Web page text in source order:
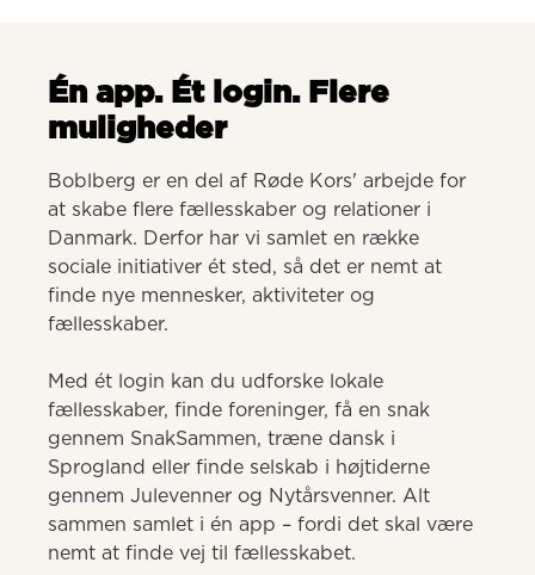
Én app. Ét login. Flere
muligheder
Boblberg er en del af Røde Kors' arbejde for
at skabe flere fællesskaber og relationer i
Danmark. Derfor har vi samlet en række
sociale initiativer ét sted, så det er nemt at
finde nye mennesker, aktiviteter og
fællesskaber.
Med ét login kan du udforske lokale
fællesskaber, finde foreninger, få en snak
gennem SnakSammen, træne dansk i
Sprogland eller finde selskab i højtiderne
gennem Julevenner og Nytårsvenner. Alt
sammen samlet i én app – fordi det skal være
nemt at finde vej til fællesskabet.